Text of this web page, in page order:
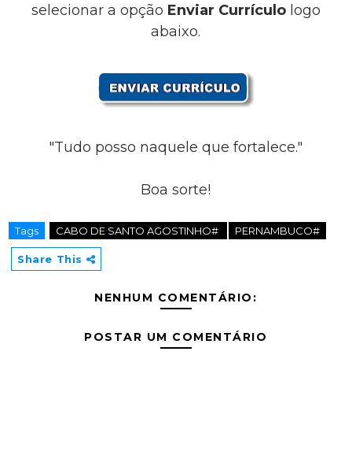
selecionar a opção Enviar Currículo logo
abaixo.
"Tudo posso naquele que fortalece."
Boa sorte!
Tags CABO DE SANTO AGOSTINHO# PERNAMBUCO#
Share This
NENHUM COMENTÁRIO:
POSTAR UM COMENTÁRIO